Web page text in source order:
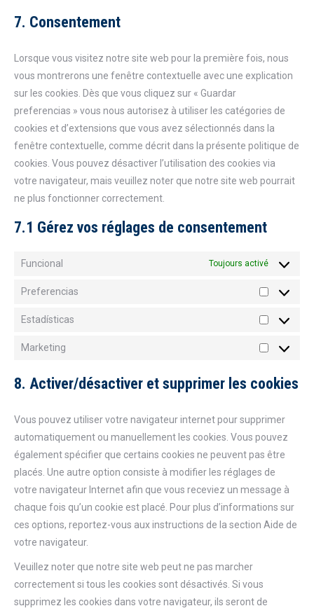
7. Consentement
Lorsque vous visitez notre site web pour la première fois, nous
vous montrerons une fenêtre contextuelle avec une explication
sur les cookies. Dès que vous cliquez sur « Guardar
preferencias » vous nous autorisez à utiliser les catégories de
cookies et d’extensions que vous avez sélectionnés dans la
fenêtre contextuelle, comme décrit dans la présente politique de
cookies. Vous pouvez désactiver l’utilisation des cookies via
votre navigateur, mais veuillez noter que notre site web pourrait
ne plus fonctionner correctement.
7.1 Gérez vos réglages de consentement
Funcional Toujours activé
Preferencias
Estadísticas
Marketing
Marketing
8. Activer/désactiver et supprimer les cookies
Vous pouvez utiliser votre navigateur internet pour supprimer
automatiquement ou manuellement les cookies. Vous pouvez
également spécifier que certains cookies ne peuvent pas être
placés. Une autre option consiste à modifier les réglages de
votre navigateur Internet afin que vous receviez un message à
chaque fois qu’un cookie est placé. Pour plus d’informations sur
ces options, reportez-vous aux instructions de la section Aide de
votre navigateur.
Veuillez noter que notre site web peut ne pas marcher
correctement si tous les cookies sont désactivés. Si vous
supprimez les cookies dans votre navigateur, ils seront de